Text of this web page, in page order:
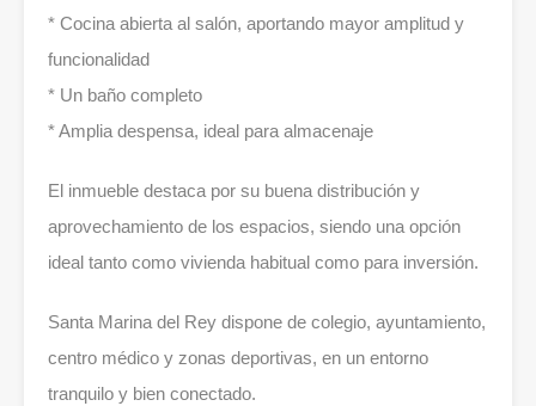
* Cocina abierta al salón, aportando mayor amplitud y
funcionalidad
* Un baño completo
* Amplia despensa, ideal para almacenaje
El inmueble destaca por su buena distribución y
aprovechamiento de los espacios, siendo una opción
ideal tanto como vivienda habitual como para inversión.
Santa Marina del Rey dispone de colegio, ayuntamiento,
centro médico y zonas deportivas, en un entorno
tranquilo y bien conectado.